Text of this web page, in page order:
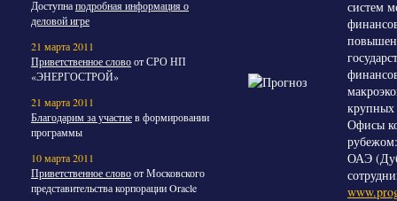
Доступнаподробная информация о
деловой игре
21 марта 2011
Приветственное словоот СРО НП
«ЭНЕРГОСТРОЙ»
21 марта 2011
Благодарим за участиев формировании
программы
10 марта 2011
Приветственное словоот Московского
представительства корпорации Oracle
систем
крупных
Офисы
ОАЭ